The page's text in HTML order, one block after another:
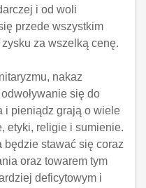
i od woli
przede wszystkim
za wszelką cenę.
nakaz
się do
i pieniądz grają o wiele
etyki, religie i sumienie.
będzie stawać się coraz
oraz towarem tym
deficytowym i